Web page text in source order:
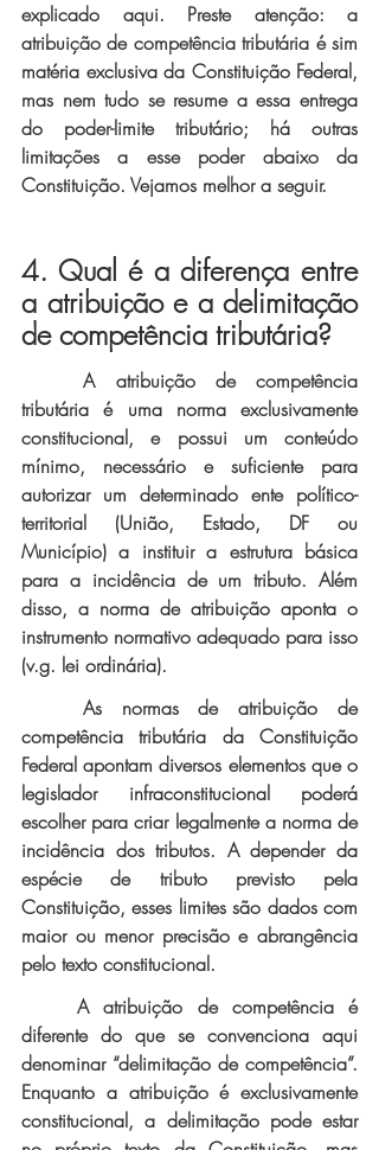
explicado aqui. Preste atenção: a
atribuição de competência tributária é sim
matéria exclusiva da Constituição Federal,
mas nem tudo se resume a essa entrega
do poder-limite tributário; há outras
limitações a esse poder abaixo da
Constituição. Vejamos melhor a seguir.
4. Qual é a diferença entre
a atribuição e a delimitação
de competência tributária?
	A atribuição de competência
tributária é uma norma exclusivamente
constitucional, e possui um conteúdo
mínimo, necessário e suficiente para
autorizar um determinado ente político-
territorial (União, Estado, DF ou
Município) a instituir a estrutura básica
para a incidência de um tributo. Além
disso, a norma de atribuição aponta o
instrumento normativo adequado para isso
(v.g. lei ordinária).
As normas de atribuição de
competência tributária da Constituição
Federal apontam diversos elementos que o
legislador infraconstitucional poderá
escolher para criar legalmente a norma de
incidência dos tributos. A depender da
espécie de tributo previsto pela
Constituição, esses limites são dados com
maior ou menor precisão e abrangência
pelo texto constitucional.
A atribuição de competência é
diferente do que se convenciona aqui
denominar “delimitação de competência”.
Enquanto a atribuição é exclusivamente
constitucional, a delimitação pode estar